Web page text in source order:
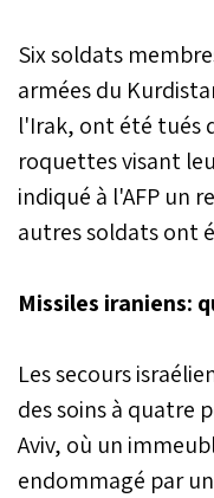
Six soldats
armées du
l'Irak, ont été tués
roquettes visant
indiqué à l'AFP un
autres soldats ont
Missiles iraniens:
Les secours
des soins à quatre
Aviv, où un
endommagé par